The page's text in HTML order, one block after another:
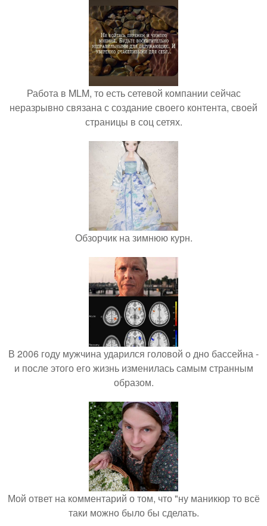
Работа в MLM, то есть сетевой компании сейчас
неразрывно связана с создание своего контента, своей
страницы в соц сетях.
Обзорчик на зимнюю курн.
В 2006 году мужчина ударился головой о дно бассейна -
и после этого его жизнь изменилась самым странным
образом.
Мой ответ на комментарий о том, что "ну маникюр то всё
таки можно было бы сделать.